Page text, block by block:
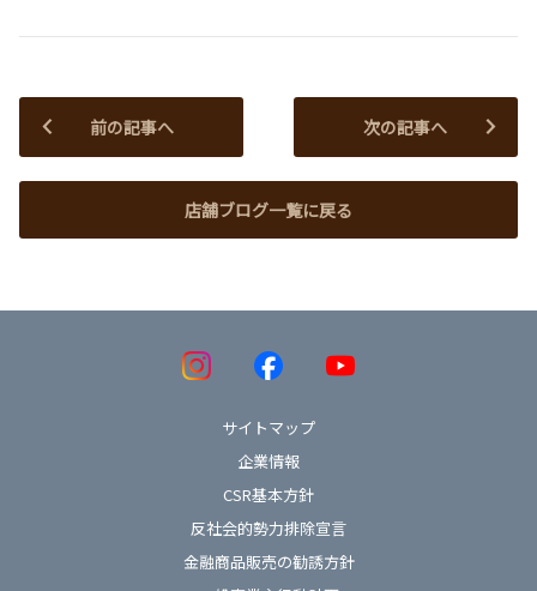
前の記事へ
店舗ブログ一覧に戻る
次の記事へ
サイトマップ
企業情報
CSR基本方針
反社会的勢力排除宣言
金融商品販売の勧誘方針